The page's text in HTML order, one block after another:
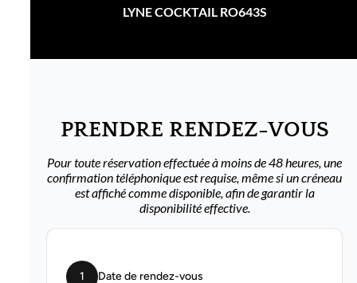
LYNE COCKTAIL RO643S
PRENDRE RENDEZ-VOUS
Pour toute réservation effectuée à moins de 48 heures, une
confirmation téléphonique est requise, même si un créneau
est affiché comme disponible, afin de garantir la
disponibilité effective.